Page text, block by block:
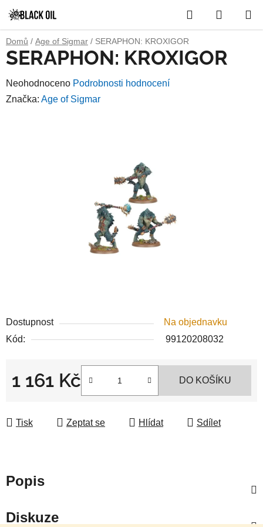
na
obsah
Hledat
KOŠÍK
Domů / Age of Sigmar / SERAPHON: KROXIGOR
Dostupnost
Na objednavku
Kód:
99120208032
1 161 Kč DO KOŠÍKU
Tisk Zeptat se Hlídat Sdílet
SERAPHON: KROXIGOR
Průměrné
hodnocení
Neohodnoceno Podrobnosti hodnocení
Značka: Age of Sigmar
Popis
Diskuze